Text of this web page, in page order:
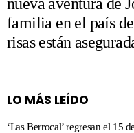
familia en el país
risas están
LO MÁS LEÍDO
‘Las Berrocal’ regresan el 15